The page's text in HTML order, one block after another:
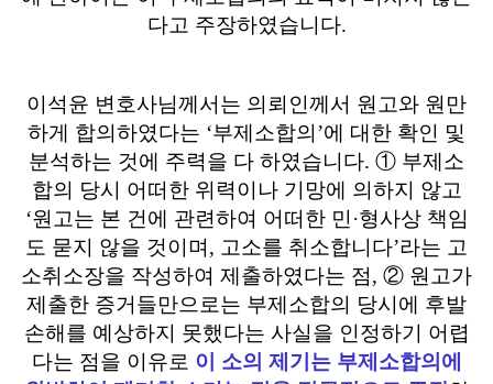
다고 주장하였습니다.
이석윤 변호사님께서는 의뢰인께서 원고와 원만
하게 합의하였다는 ‘부제소합의 ’에 대한 확인 및
분석하는 것에 주력을 다 하였습니다. ① 부제소
합의 당시 어떠한 위력이나 기망에 의하지 않고
‘원고는 본 건에 관련하여 어떠한 민 ·형사상 책임
도 묻지 않을 것이며 , 고소를 취소합니다’라는 고
소취소장을 작성하여 제출하였다는 점, ② 원고가
제출한 증거들만으로는 부제소합의 당시에 후발
손해를 예상하지 못했다는 사실을 인정하기 어렵
다는 점을 이유로 이 소의 제기는 부제소합의에